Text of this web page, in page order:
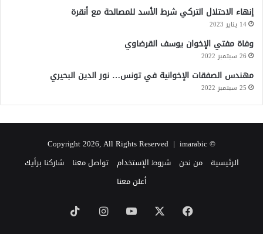
إنهاء الاحتلال التركي شرط الأسد للمصالحة مع أنقرة
14 يناير 2023
وفاة مفتي الإخوان يوسف القرضاوي
26 سبتمبر 2022
مهندس الصفقات الإخوانية في تونس… نور الدين البحيري
25 سبتمبر 2022
© Copyright 2026, All Rights Reserved |
imarabic
الرئيسية
من نحن شروط الإستخدام تواصل معنا
شاركنا برأيك
أعلن معنا
فيسبوك ‫YouTube انستقرام